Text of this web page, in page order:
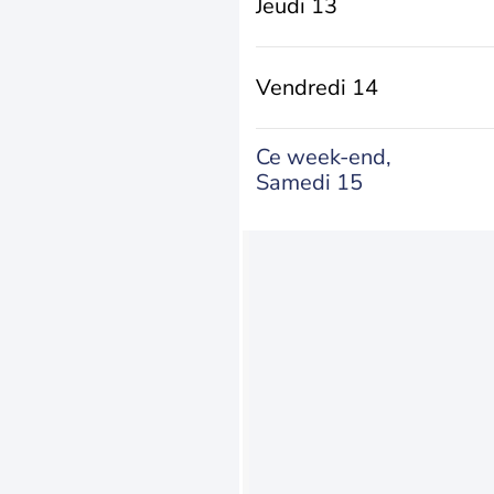
Jeudi 13
Vendredi 14
Ce week-end,
Samedi 15